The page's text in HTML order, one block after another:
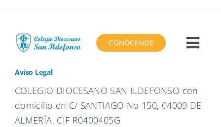
contenido
CONÓCENOS
El Colegio
Proyecto educativo
Aviso Legal
COLEGIO DIOCESANO SAN ILDEFONSO con
domicilio en C/ SANTIAGO No 150, 04009 DE
ALMERÍA. CIF R0400405G